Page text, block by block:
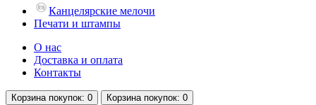
Канцелярские мелочи
Печати и штампы
О нас
Доставка и оплата
Контакты
Корзинапокупок: 0 Корзинапокупок: 0